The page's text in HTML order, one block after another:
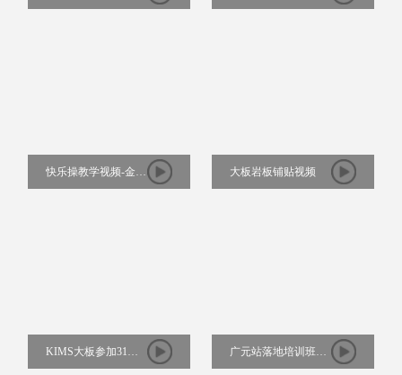
院
线连纹大理石隆重上
快乐操教学视频-金陶
商学院
大板岩板铺贴视频
KIMS大板参加31届
佛山陶博会、中陶展
广元站落地培训班视
频-金陶商学院